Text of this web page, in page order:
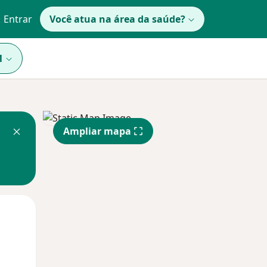
Entrar Você atua na área da saúde?
Ampliar mapa